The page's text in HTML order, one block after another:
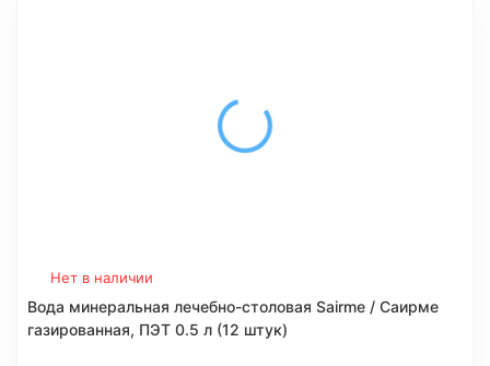
Нет в наличии
Вода минеральная лечебно-столовая Sairme / Саирме
газированная, ПЭТ 0.5 л (12 штук)